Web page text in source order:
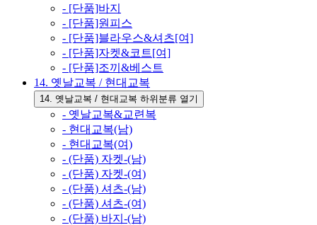
- [단품]바지
- [단품]원피스
- [단품]블라우스&셔츠[여]
- [단품]자켓&코트[여]
- [단품]조끼&베스트
14. 옛날교복 / 현대교복
14. 옛날교복 / 현대교복 하위분류 열기
- 옛날교복&교련복
- 현대교복(남)
- 현대교복(여)
- (단품) 자켓-(남)
- (단품) 자켓-(여)
- (단품) 셔츠-(남)
- (단품) 셔츠-(여)
- (단품) 바지-(남)